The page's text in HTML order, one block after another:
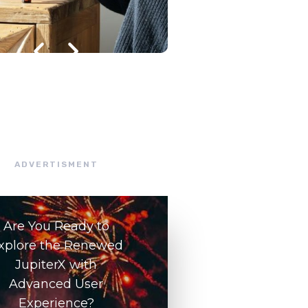
ADVERTISMENT
Are You Ready to
the Renewed
JupiterX with
Advanced User
Experience?